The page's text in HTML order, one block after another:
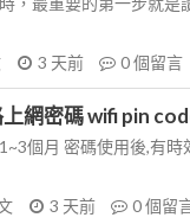
3 天前 0個留言
網密碼 wifi pin
個月 密碼使用後,有時
3 天前 0個留